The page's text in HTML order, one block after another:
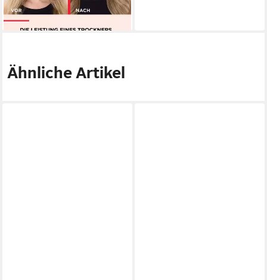
ab 36,94 €
lieferbar - in 2-3 Werktagen bei dir
Ähnliche Artikel